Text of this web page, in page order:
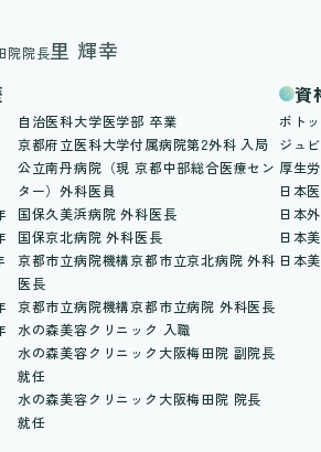
院院長里 輝幸
自治医科大学医学部 卒業
京都府立医科大学付属病院第2外科 入局
公立南丹病院（現 京都中部総合医療セン
ター）外科医員
国保久美浜病院 外科医長
国保京北病院 外科医長
京都市立病院機構京都市立京北病院 外科
医長
京都市立病院機構京都市立病院 外科医長
水の森美容クリニック 入職
水の森美容クリニック大阪梅田院 副院長
就任
水の森美容クリニック大阪梅田院 院長
就任
資
ボト
ジュ
厚生
日本
日本
日本
日本